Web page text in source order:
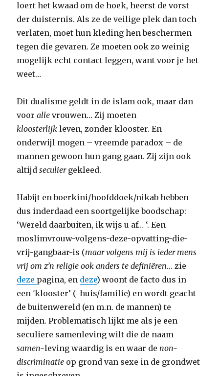
loert het kwaad om de hoek, heerst de vorst
der duisternis. Als ze de veilige plek dan toch
verlaten, moet hun kleding hen beschermen
tegen die gevaren. Ze moeten ook zo weinig
mogelijk echt contact leggen, want voor je het
weet…
Dit dualisme geldt in de islam ook, maar dan
voorallevrouwen… Zij moeten
kloosterlijkleven, zonder klooster. En
onderwijl mogen – vreemde paradox – de
mannen gewoon hun gang gaan. Zij zijn ook
altijdseculier gekleed.
Habijt en boerkini/hoofddoek/nikab hebben
dus inderdaad een soortgelijke boodschap:
‘Wereld daarbuiten, ik wijs u af… ‘. Een
moslimvrouw-volgens-deze-opvatting-die-
vrij-gangbaar-is (maar volgens mij is ieder mens
vrij om z’n religie ook anders te definiëren... zie
deze pagina, en deze) woont de facto dus in
een ‘klooster’ (=huis/familie) en wordt geacht
de buitenwereld (en m.n. de mannen) te
mijden. Problematisch lijkt me als je een
seculiere samenleving wilt die de naam
samen-leving waardig is en waar denon-
discriminatie op grond van sexe in de grondwet